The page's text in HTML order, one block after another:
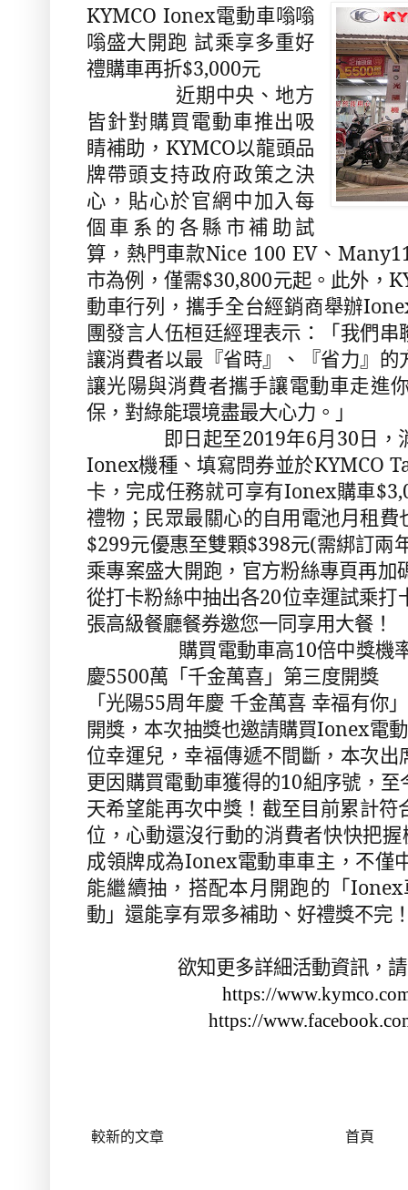
KYMCO Ionex電動車嗡嗡
嗡盛大開跑 試乘享多重好
禮購車再折$3,000元
近期中央、地方
皆針對購買電動車推出吸
睛補助，KYMCO以龍頭品
牌帶頭支持政府政策之決
心，貼心於官網中加入每
個車系的各縣市補助試
算，熱門車款Nice 100 EV、
市為例，僅需$30,800元起。此外，
動車行列，攜手全台經銷商舉辦
團發言人伍桓廷經理表示：「我們
讓消費者以最『省時』、『省力』
讓光陽與消費者攜手讓電動車走進
保，對綠能環境盡最大心力。」
即日起至2019年6月30日，消
Ionex機種、填寫問券並於KYMCO
卡，完成任務就可享有Ionex購車
禮物；民眾最關心的自用電池月租
$299元優惠至雙顆$398元(需綁訂兩
乘專案盛大開跑，官方粉絲專頁再
從打卡粉絲中抽出各20位幸運試乘打
張高級餐廳餐券邀您一同享用大餐！
購買電動車高10倍中獎機率
慶5500萬「千金萬喜」第三度開獎
「光陽55周年慶 千金萬喜 幸福有你
開獎，本次抽獎也邀請購買Ionex電
位幸運兒，幸福傳遞不間斷，本次
更因購買電動車獲得的10組序號，
天希望能再次中獎！截至目前累計
位，心動還沒行動的消費者快快把
成領牌成為Ionex電動車車主，不僅
能繼續抽，搭配本月開跑的「
動」還能享有眾多補助、好禮獎不完
欲知更多詳細活動資訊，
https://
https://
較新的文章 首頁